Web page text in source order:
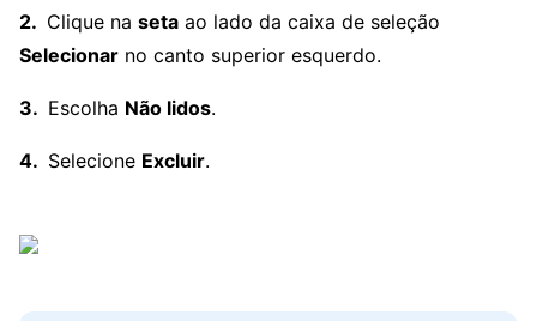
Clique na seta ao lado da caixa de seleção
Selecionar no canto superior esquerdo.
Escolha Não lidos.
Selecione Excluir.